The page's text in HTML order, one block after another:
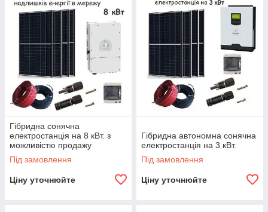
Гібридна сонячна
електростанція на 8 кВт. з
можливістю продажу
надлишків енергії в мережу
Під замовлення
Ціну уточнюйте
Гібридна автономна сонячна
електростанція на 3 кВт.
Під замовлення
Ціну уточнюйте